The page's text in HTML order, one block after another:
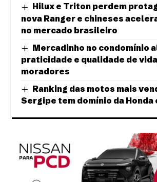
Hilux e Triton perdem
nova Ranger e chineses
no mercado brasileiro
Mercadinho no condomínio
praticidade e qualidade de
moradores
Ranking das motos mais
Sergipe tem domínio da Honda